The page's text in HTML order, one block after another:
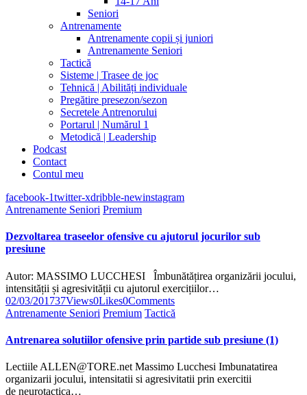
Seniori
Antrenamente
Antrenamente copii și juniori
Antrenamente Seniori
Tactică
Sisteme | Trasee de joc
Tehnică | Abilități individuale
Pregătire presezon/sezon
Secretele Antrenorului
Portarul | Numărul 1
Metodică | Leadership
Podcast
Contact
Contul meu
facebook-1twitter-xdribble-newinstagram
Antrenamente Seniori Premium
Dezvoltarea traseelor ofensive cu ajutorul jocurilor sub
presiune
Autor: MASSIMO LUCCHESI Îmbunătățirea organizării jocului,
intensității și agresivității cu ajutorul exercițiilor…
02/03/201737Views0Likes0Comments
Antrenamente Seniori Premium Tactică
Antrenarea solutiilor ofensive prin partide sub presiune (1)
Lectiile ALLEN@TORE.net Massimo Lucchesi Imbunatatirea
organizarii jocului, intensitatii si agresivitatii prin exercitii
de neurotactica…